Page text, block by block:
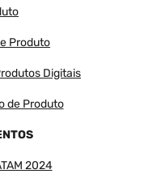
Produto
Digitais
de Produto
2024